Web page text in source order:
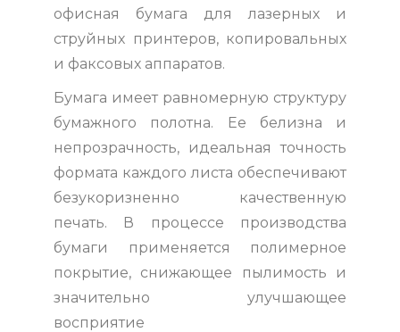
офисная бумага для лазерных и
струйных принтеров, копировальных
и факсовых аппаратов.
Бумага имеет равномерную структуру
бумажного полотна. Ее белизна и
непрозрачность, идеальная точность
формата каждого листа обеспечивают
безукоризненно качественную
печать. В процессе производства
бумаги применяется полимерное
покрытие, снижающее пылимость и
значительно улучшающее
восприятие